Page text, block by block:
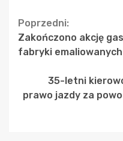
Continue
Reading
Poprzedni:
Zakończono akcję
fabryki
35-letni
prawo jazdy za